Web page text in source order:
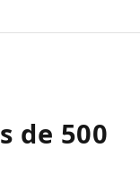
de 500